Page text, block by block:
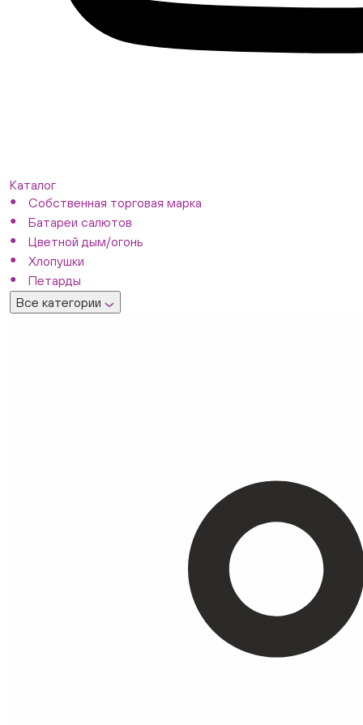
Каталог
Собственная торговая марка
Батареи салютов
Цветной дым/огонь
Хлопушки
Петарды
Все категории